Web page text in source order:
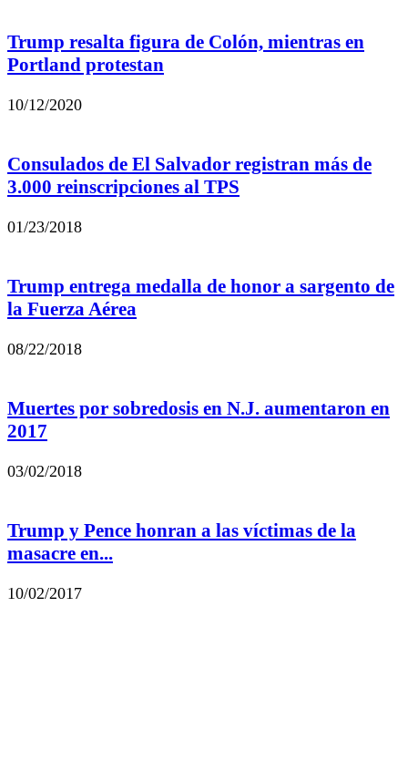
Trump resalta figura de Colón, mientras en
Portland protestan
10/12/2020
Consulados de El Salvador registran más de
3.000 reinscripciones al TPS
01/23/2018
Trump entrega medalla de honor a sargento de
la Fuerza Aérea
08/22/2018
Muertes por sobredosis en N.J. aumentaron en
2017
03/02/2018
Trump y Pence honran a las víctimas de la
masacre en...
10/02/2017